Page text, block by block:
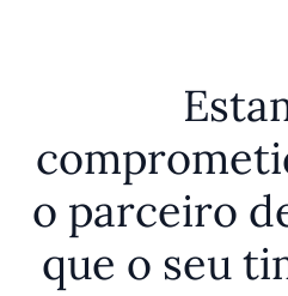
o parceiro
que o seu